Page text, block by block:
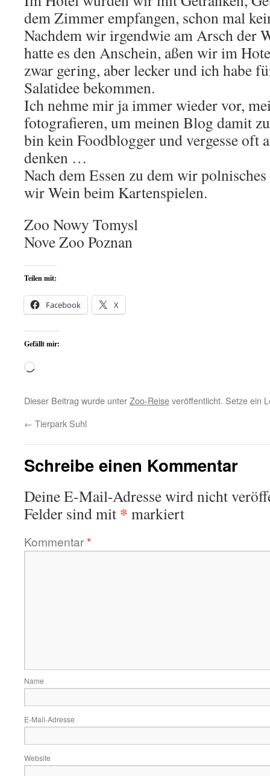
dem Zimmer empfangen, schon mal
Nachdem wir irgendwie am Arsch der
hatte es den Anschein, aßen wir im
zwar gering, aber lecker und ich habe
Salatidee bekommen.
Ich nehme mir ja immer wieder vor,
fotografieren, um meinen Blog damit
bin kein Foodblogger und vergesse oft
denken …
Nach dem Essen zu dem wir
wir Wein beim Kartenspielen.
Zoo Nowy Tomysl
Nove Zoo Poznan
Teilen mit:
Facebook X
Gefällt mir:
Wird
Dieser Beitrag wurde unterZoo-Reiseveröffentlicht. Setze ein
← Tierpark Suhl
Schreibe einen Kommentar
Deine E-Mail-Adresse wird nicht
Felder sind mit * markiert
Kommentar*
Name
E-Mail-Adresse
Website